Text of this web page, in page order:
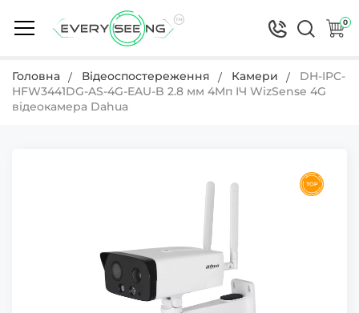
0
Головна Відеоспостереження Камери
DH-IPC-
HFW3441DG-AS-4G-EAU-B 2.8 мм 4Мп ІЧ WizSense 4G
відеокамера Dahua